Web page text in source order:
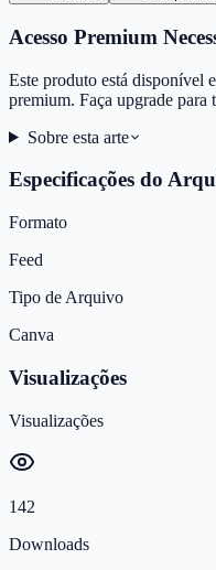
Acesso Premium
Este produto está disponível
premium. Faça upgrade para
Sobre esta arte
Especificações do
Formato
Feed
Tipo de Arquivo
Canva
Visualizações
Visualizações
142
Downloads